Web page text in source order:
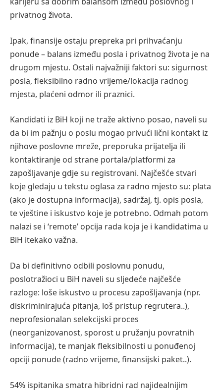
privatnog života.
Ipak, finansije ostaju prepreka pri prihvaćanju
ponude – balans između posla i privatnog života je na
drugom mjestu. Ostali najvažniji faktori su: sigurnost
posla, fleksibilno radno vrijeme/lokacija radnog
mjesta, plaćeni odmor ili praznici.
Kandidati iz BiH koji ne traže aktivno posao, naveli su
da bi im pažnju o poslu mogao privući lični kontakt iz
njihove poslovne mreže, preporuka prijatelja ili
kontaktiranje od strane portala/platformi za
zapošljavanje gdje su registrovani. Najčešće stvari
koje gledaju u tekstu oglasa za radno mjesto su: plata
(ako je dostupna informacija), sadržaj, tj. opis posla,
te vještine i iskustvo koje je potrebno. Odmah potom
nalazi se i ‘remote’ opcija rada koja je i kandidatima u
BiH itekako važna.
Da bi definitivno odbili poslovnu ponudu,
poslotražioci u BiH naveli su sljedeće najčešće
razloge: loše iskustvo u procesu zapošljavanja (npr.
diskriminirajuća pitanja, loš pristup regrutera..),
neprofesionalan selekcijski proces
(neorganizovanost, sporost u pružanju povratnih
informacija), te manjak fleksibilnosti u ponuđenoj
opciji ponude (radno vrijeme, finansijski paket..).
54% ispitanika smatra hibridni rad najidealnijim